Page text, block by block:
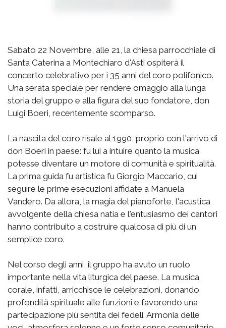
Sabato 22 Novembre, alle 21, la chiesa parrocchiale di
Santa Caterina a Montechiaro d'Asti ospiterà il
concerto celebrativo per i 35 anni del coro polifonico.
Una serata speciale per rendere omaggio alla lunga
storia del gruppo e alla figura del suo fondatore, don
Luigi Boeri, recentemente scomparso.
La nascita del coro risale al 1990, proprio con l'arrivo di
don Boeri in paese: fu lui a intuire quanto la musica
potesse diventare un motore di comunità e spiritualità.
La prima guida fu artistica fu Giorgio Maccario, cui
seguire le prime esecuzioni affidate a Manuela
Vandero. Da allora, la magia del pianoforte, l'acustica
avvolgente della chiesa natia e l'entusiasmo dei cantori
hanno contribuito a costruire qualcosa di più di un
semplice coro.
Nel corso degli anni, il gruppo ha avuto un ruolo
importante nella vita liturgica del paese. La musica
corale, infatti, arricchisce le celebrazioni, donando
profondità spirituale alle funzioni e favorendo una
partecipazione più sentita dei fedeli. Armonia delle